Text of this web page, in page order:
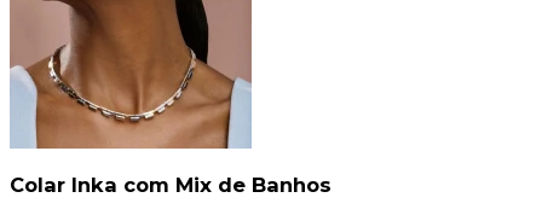
Colar Inka com Mix de Banhos